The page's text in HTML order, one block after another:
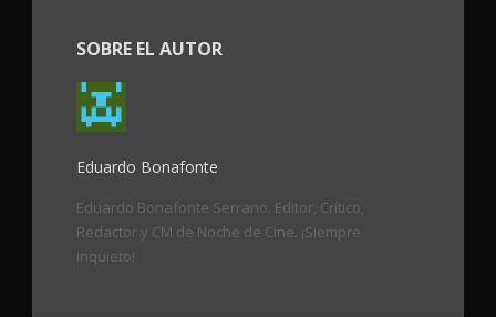
SOBRE EL AUTOR
Eduardo Bonafonte
Eduardo Bonafonte Serrano. Editor, Crítico,
Redactor y CM de Noche de Cine. ¡Siempre
inquieto!